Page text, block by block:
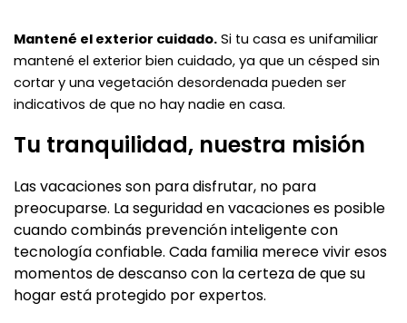
Mantené el exterior cuidado. Si tu casa es unifamiliar
mantené el exterior bien cuidado, ya que un césped sin
cortar y una vegetación desordenada pueden ser
indicativos de que no hay nadie en casa.
Tu tranquilidad, nuestra misión
Las vacaciones son para disfrutar, no para
preocuparse. La seguridad en vacaciones es posible
cuando combinás prevención inteligente con
tecnología confiable. Cada familia merece vivir esos
momentos de descanso con la certeza de que su
hogar está protegido por expertos.